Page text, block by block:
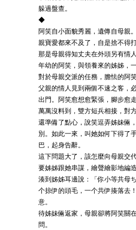
躲過盤查。
◆
阿笑自小面貌秀麗，遺傳自母親
親寶愛都來不及了，自是捨不得
那是母親得知丈夫在外頭另有情
年幼的阿笑，與領養來的姊姊，
對於母親交派的任務，膽怯的阿
父親的情人見到兩個不速之客，
出門。阿笑愈想愈緊張，腳步愈走
萬萬沒料到，雙方短兵相接，對
還準備了點心，說笑逗弄姊妹倆
別。如此一來，叫她如何下得了
巴，起身告辭。
這下問題大了，該怎麼向母親交
要姊姊跟她串謀，繪聲繪影地編
湊到姊姊耳邊說：「你小等共母
个掠伊的頭毛，一个共伊揍落去
意。
待姊妹倆返家，母親卻將阿笑關
問。